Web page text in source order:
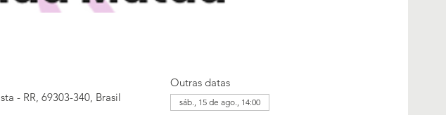
- RR, 69303-340, Brasil
Outras datas
sáb., 15 de ago., 14:00